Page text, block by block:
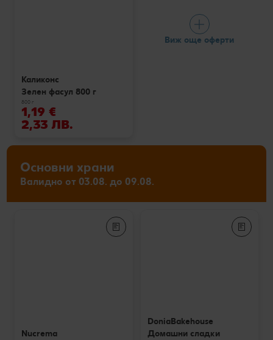
Каликонс
Зелен фасул 800 г
800 г
1,19 €
2,33 ЛВ.
Виж още оферти
Основни храни
Валидно от 03.08. до 09.08.
Nucrema
DoniaBakehouse
Домашни сладки